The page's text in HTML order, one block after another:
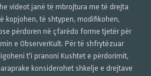
videot janë të mbrojtura me të drejta
kopjohen, të shtypen, modifikohen,
përdoren në çfarëdo forme tjetër për
e ObserverKult. Për të shfrytëzuar
t'i pranoni Kushtet e përdorimit,
konsiderohet shkelje e drejtave